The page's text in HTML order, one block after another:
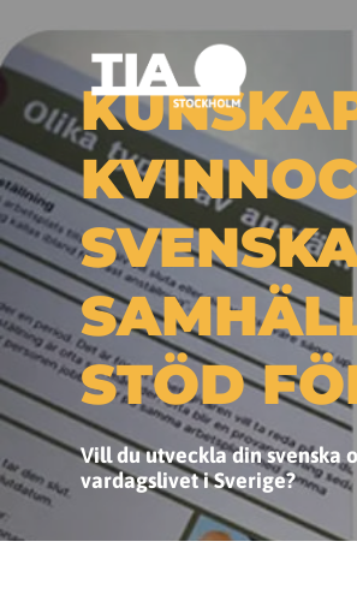
STÖD
Vill du utveckla din svenska
vardagslivet i Sverige?